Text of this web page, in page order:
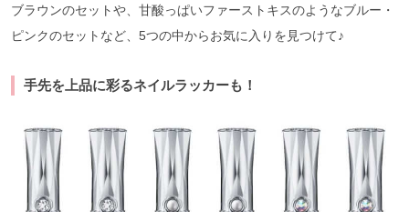
ブラウンのセットや、甘酸っぱいファーストキスのようなブルー・
ピンクのセットなど、5つの中からお気に入りを見つけて♪
手先を上品に彩るネイルラッカーも！